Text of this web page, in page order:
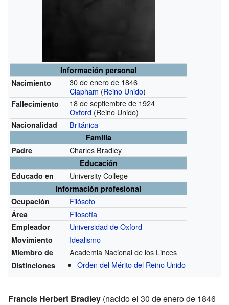
Información personal
Nacimiento
30 de enero de 1846
Clapham (Reino Unido)
Fallecimiento
18 de septiembre de 1924
Oxford (Reino Unido)
Nacionalidad Británica
Familia
Padre
Charles Bradley
Educación
Educado en
University College
Información profesional
Ocupación
Filósofo
Área Filosofía
Empleador Universidad de Oxford
Movimiento Idealismo
Miembro de Academia Nacional de los Linces
Distinciones Orden del Mérito del Reino Unido
Francis Herbert Bradley (nacido el 30 de enero de 1846